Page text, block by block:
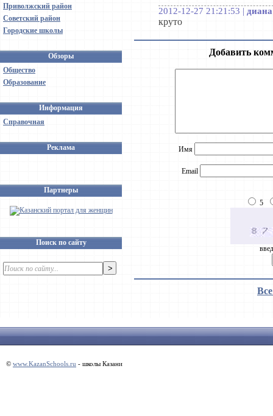
Приволжский район
Советский район
Городские школы
Обзоры
Общество
Образование
Информация
Справочная
Реклама
Партнеры
Поиск по сайту
2012-12-27 21:21:53 | диана
круто
Добавить
Имя
Email
5
© www.KazanSchools.ru - школы Казани